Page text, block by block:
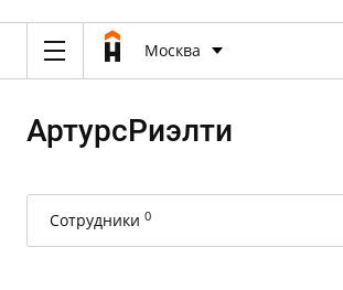
Москва
АртурсРиэлти
Сотрудники 0